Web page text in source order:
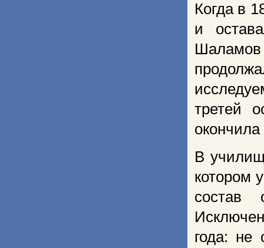
Когда в
и
третей
В
котором
состав
года: не